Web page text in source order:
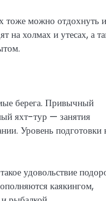
тоже можно отдохнуть и
на холмах и утесах, а
берега. Привычный
яхт-тур — занятия
Уровень подготовки
удовольствие
каякингом,